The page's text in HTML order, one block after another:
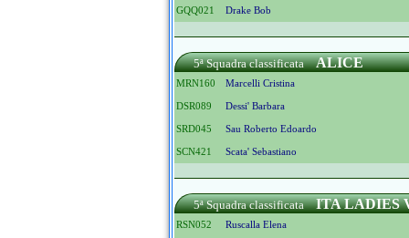
GQQ021 Drake Bob
5ª Squadra classificata ALICE
MRN160 Marcelli Cristina
DSR089 Dessi' Barbara
SRD045 Sau Roberto Edoardo
SCN421 Scata' Sebastiano
5ª Squadra classificata ITA LADIES
RSN052 Ruscalla Elena